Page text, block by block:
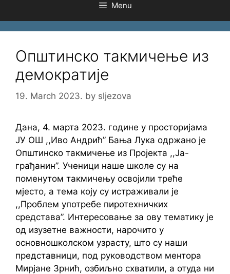
Menu
Општинско такмичење из
демократије
19. March 2023. by sljezova
Дана, 4. марта 2023. године у просторијама
ЈУ ОШ ,,Иво Андрић” Бања Лука одржано је
Општинско такмичење из Пројекта ,,Ја-
грађанин”. Ученици наше школе су на
поменутом такмичењу освојили треће
мјесто, а тема коју су истраживали је
,,Проблем употребе пиротехничких
средстава”. Интересовање за ову тематику је
од изузетне важности, нарочито у
основношколском узрасту, што су наши
представници, под руководством ментора
Мирјане Зрнић, озбиљно схватили, а отуда ни